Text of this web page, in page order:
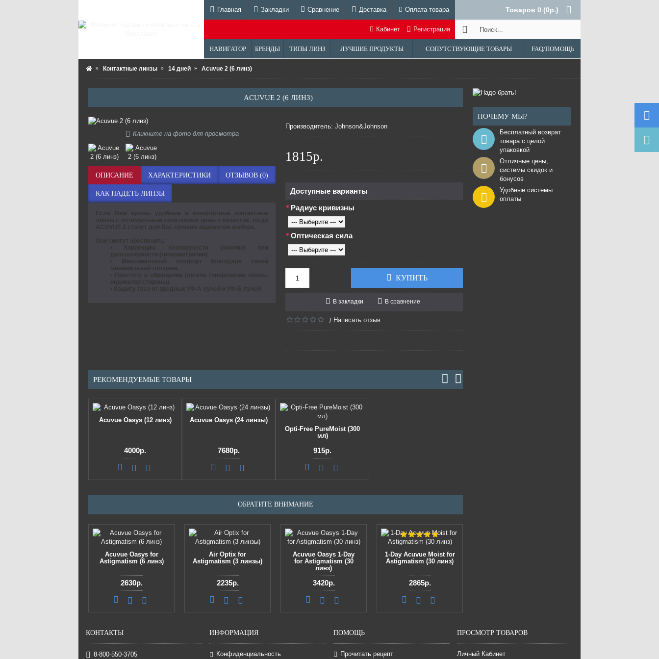
Главная Закладки Сравнение Доставка Оплата товара Товаров 0 (0р.)
Кабинет Регистрация
НАВИГАТОР БРЕНДЫ ТИПЫ ЛИНЗ ЛУЧШИЕ ПРОДУКТЫ СОПУТСТВУЮЩИЕ ТОВАРЫ FAQ/ПОМОЩЬ
Контактные линзы 14 дней Acuvue 2 (6 линз)
ПОЧЕМУ МЫ?
Бесплатный возврат
товара с целой
упаковкой
Отличные цены,
системы скидок и
бонусов
Удобные системы
оплаты
ACUVUE 2 (6 ЛИНЗ)
Кликните на фото для просмотра
ОПИСАНИЕ ХАРАКТЕРИСТИКИ ОТЗЫВОВ (0)
КАК НАДЕТЬ ЛИНЗЫ
Производитель: Johnson&Johnson
1815р.
Доступные варианты
Радиус кривизны
Оптическая сила
КУПИТЬ
В закладки В сравнение
/ Написать отзыв
РЕКОМЕНДУЕМЫЕ ТОВАРЫ
Acuvue Oasys (12 линз)
4000р.
Acuvue Oasys (24 линзы)
7680р.
Opti-Free PureMoist (300
мл)
915р.
ОБРАТИТЕ ВНИМАНИЕ
Acuvue Oasys for
Astigmatism (6 линз)
2630р.
Air Optix for
Astigmatism (3 линзы)
2235р.
Acuvue Oasys 1-Day
for Astigmatism (30
линз)
3420р.
1-Day Acuvue Moist for
Astigmatism (30 линз)
2865р.
КОНТАКТЫ
8-800-550-3705
ИНФОРМАЦИЯ
Конфиденциальность
ПОМОЩЬ
Прочитать рецепт
ПРОСМОТР ТОВАРОВ
Личный Кабинет